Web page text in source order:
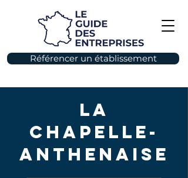
Référencer un établissement
La
Chapelle-
Anthenaise